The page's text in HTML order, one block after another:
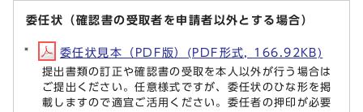
委任状（確認書の受取者を申請者以外とする場合）
委任状見本（PDF版）(PDF形式, 166.92KB)
提出書類の訂正や確認書の受取を本人以外が行う場合は
ご提出ください。任意様式ですが、委任状のひな形を掲
載しますので適宜ご活用ください。委任者の押印が必要